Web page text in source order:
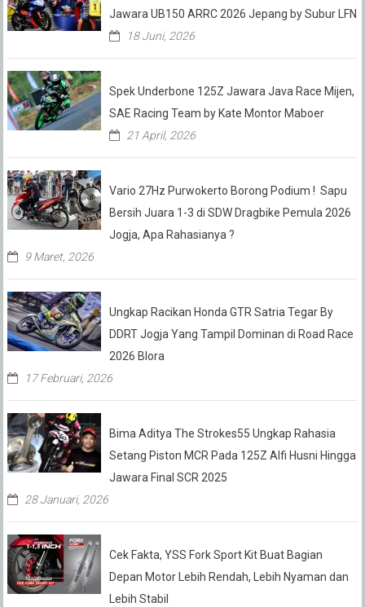
Jawara UB150 ARRC 2026 Jepang by Subur LFN
18 Juni, 2026
Spek Underbone 125Z Jawara Java Race Mijen,
SAE Racing Team by Kate Montor Maboer
21 April, 2026
Vario 27Hz Purwokerto Borong Podium ! Sapu
Bersih Juara 1-3 di SDW Dragbike Pemula 2026
Jogja, Apa Rahasianya ?
9 Maret, 2026
Ungkap Racikan Honda GTR Satria Tegar By
DDRT Jogja Yang Tampil Dominan di Road Race
2026 Blora
17 Februari, 2026
Bima Aditya The Strokes55 Ungkap Rahasia
Setang Piston MCR Pada 125Z Alfi Husni Hingga
Jawara Final SCR 2025
28 Januari, 2026
Cek Fakta, YSS Fork Sport Kit Buat Bagian
Depan Motor Lebih Rendah, Lebih Nyaman dan
Lebih Stabil